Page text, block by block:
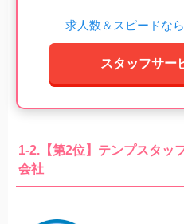
求人数＆スピードな
スタッフサー
1-2.【第2位】テンプスタッ
会社